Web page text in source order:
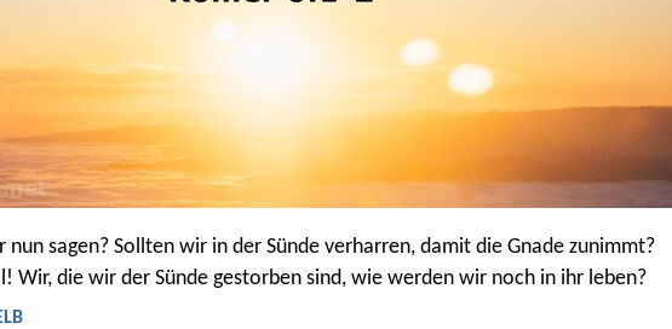
nun sagen? Sollten wir in der Sünde verharren, damit die Gnade zunimmt?
Wir, die wir der Sünde gestorben sind, wie werden wir noch in ihr leben?